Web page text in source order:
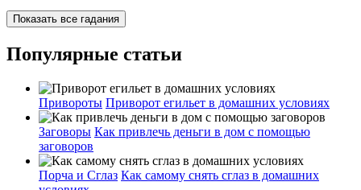
Показать все гадания
Популярные статьи
Привороты Приворот егильет в домашних условиях
Заговоры Как привлечь деньги в дом с помощью
заговоров
Порча и Сглаз Как самому снять сглаз в домашних